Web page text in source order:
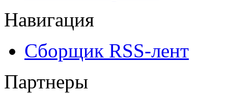
Навигация
Сборщик RSS-лент
Партнеры